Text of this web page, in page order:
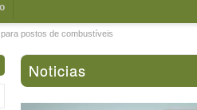
postos de combustíveis
Noticias